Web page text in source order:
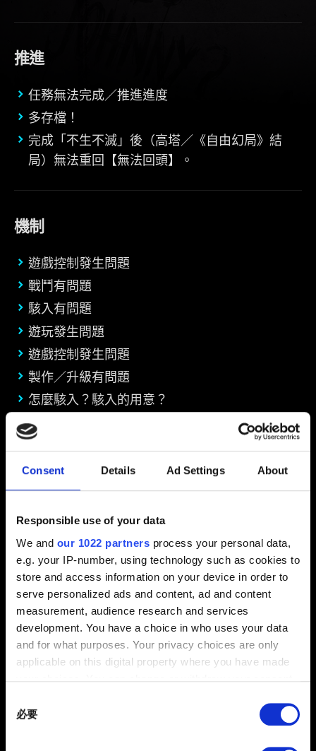
Consent Details Ad Settings About
Responsible use of your data
We and our 1022 partners process your personal data,
e.g. your IP-number, using technology such as cookies to
store and access information on your device in order to
serve personalized ads and content, ad and content
measurement, audience research and services
development. You have a choice in who uses your data
and for what purposes. Your privacy choices are only
applicable on this digital property where you have made
the Privacy trigger icon.
Selection
必要
推進
任務無法完成／推進進度
多存檔！
完成「不生不滅」後（高塔／《自由幻局》結
局）無法重回【無法回頭】。
機制
遊戲控制發生問題
戰鬥有問題
駭入有問題
遊玩發生問題
遊戲控制發生問題
製作／升級有問題
怎麼駭入？駭入的用意？
戰利品與商家的物品階等
製作與升級技巧
支援的週邊設備
標有任務圖示的物品無法放入儲物庫
界面與影像
我想回報畫面的問題
拍照模式
「智慧裱框」及「相簿」功能
實裝更新檔 2.2 版前拍攝的螢幕截圖會出現在相